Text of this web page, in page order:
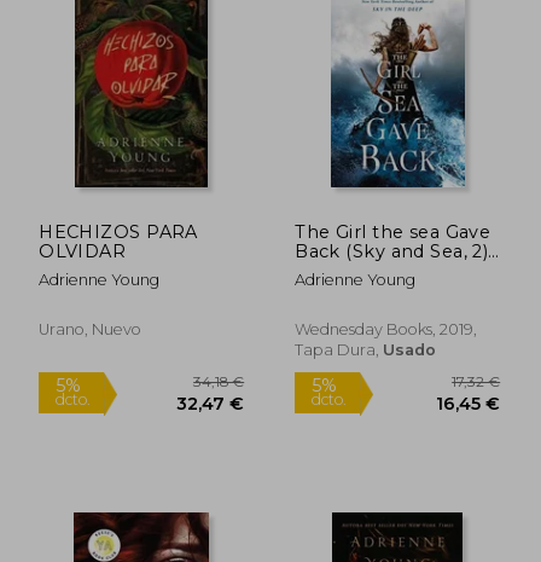
5%
dcto. 25,40 €
5%
dcto.
HECHIZOS PARA
OLVIDAR
Adrienne Young
Urano, Nuevo
The Girl the sea Gave
Back (Sky and Sea, 2)
(en Inglés)
Adrienne Young
Wednesday Books, 2019,
Tapa Dura, Usado